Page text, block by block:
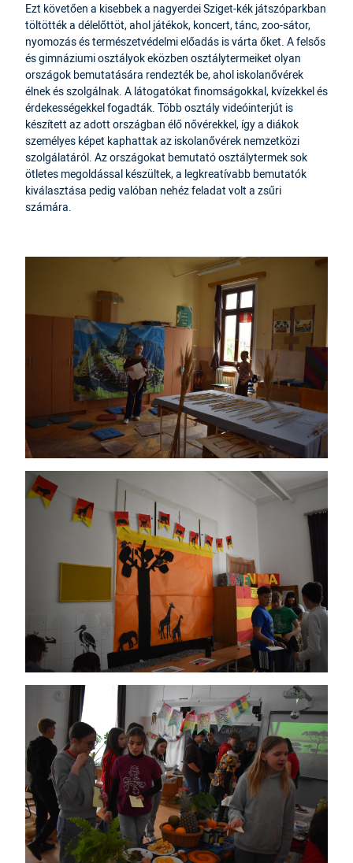
Ezt követően a kisebbek a nagyerdei Sziget-kék játszóparkban
töltötték a délelőttöt, ahol játékok, koncert, tánc, zoo-sátor,
nyomozás és természetvédelmi előadás is várta őket. A felsős
és gimnáziumi osztályok eközben osztálytermeiket olyan
országok bemutatására rendezték be, ahol iskolanővérek
élnek és szolgálnak. A látogatókat finomságokkal, kvízekkel és
érdekességekkel fogadták. Több osztály videóinterjút is
készített az adott országban élő nővérekkel, így a diákok
személyes képet kaphattak az iskolanővérek nemzetközi
szolgálatáról. Az országokat bemutató osztálytermek sok
ötletes megoldással készültek, a legkreatívabb bemutatók
kiválasztása pedig valóban nehéz feladat volt a zsűri
számára.
IMAGE